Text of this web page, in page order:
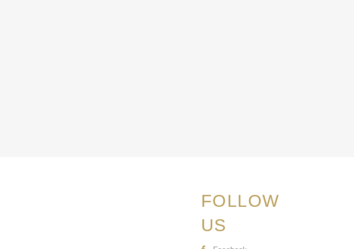
FOLLOW
US